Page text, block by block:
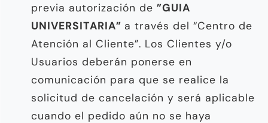
previa autorización de ”GUIA
UNIVERSITARIA” a través del “Centro de
Atención al Cliente”. Los Clientes y/o
Usuarios deberán ponerse en
comunicación para que se realice la
solicitud de cancelación y será aplicable
cuando el pedido aún no se haya